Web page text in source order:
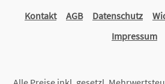
Kontakt AGB Datenschutz
Impressum